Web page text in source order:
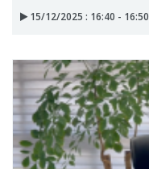
15/12/2025 : 16:40 - 16:50